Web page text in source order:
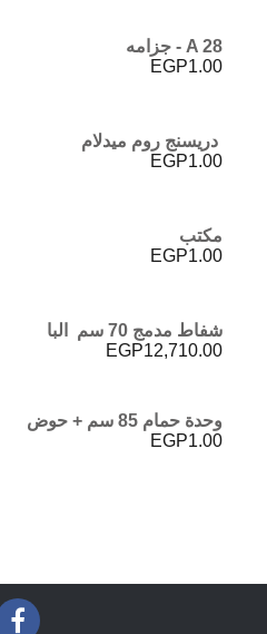
A 28 - جزامه
EGP1.00
دريسنج روم ميدلام
EGP1.00
مكتب
EGP1.00
شفاط مدمج 70 سم البا
EGP12,710.00
وحدة حمام 85 سم + حوض
EGP1.00